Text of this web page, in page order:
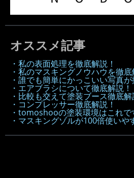
オススメ記事
・私の表面処理を徹底解説！
・私のマスキングノウハウを徹底
・誰でも簡単にかっこいい写真が
・エアブラシについて徹底解説！
・比較も交えて塗装ブース徹底解
・コンプレッサー徹底解説！
・tomoshooの塗装環境はこれで
・マスキングゾルが100倍使いや